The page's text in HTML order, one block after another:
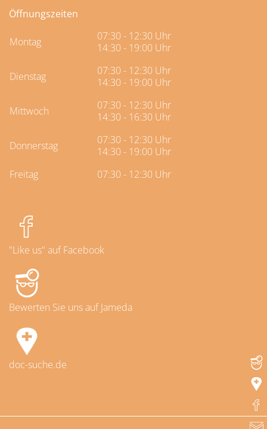
Öffnungszeiten
Montag
07:30 - 12:30 Uhr
14:30 - 19:00 Uhr
Dienstag
07:30 - 12:30 Uhr
14:30 - 19:00 Uhr
Mittwoch
07:30 - 12:30 Uhr
14:30 - 16:30 Uhr
Donnerstag
07:30 - 12:30 Uhr
14:30 - 19:00 Uhr
Freitag
07:30 - 12:30 Uhr
"Like us" auf Facebook
Bewerten Sie uns auf Jameda
doc-suche.de